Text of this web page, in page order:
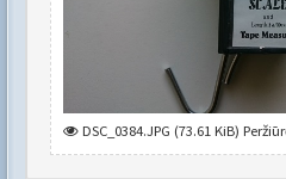
DSC_0384.JPG (73.61 KiB)